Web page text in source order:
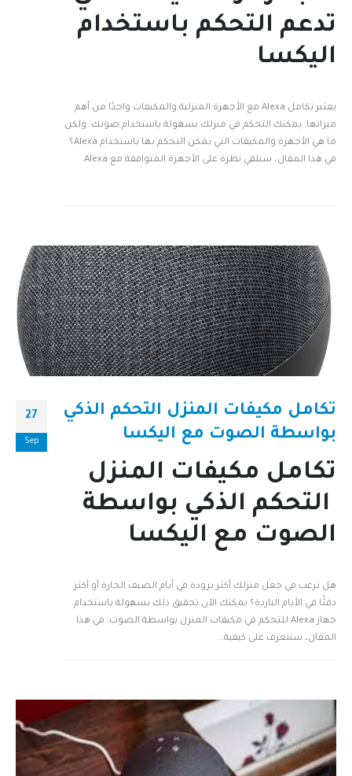
تدعم التحكم باستخدام
اليكسا
يعتبر تكامل Alexa مع الأجهزة المنزلية والمكيفات واحدًا من أهم
ميزاتها. يمكنك التحكم في منزلك بسهولة باستخدام صوتك. ولكن
ما هي الأجهزة والمكيفات التي يمكن التحكم بها باستخدام Alexa؟
في هذا المقال، سنلقي نظرة على الأجهزة المتوافقة مع Alexa.
27
Sep
تكامل مكيفات المنزل التحكم الذكي
بواسطة الصوت مع اليكسا
تكامل مكيفات المنزل
التحكم الذكي بواسطة
الصوت مع اليكسا
هل ترغب في جعل منزلك أكثر برودة في أيام الصيف الحارة أو أكثر
دفئًا في الأيام الباردة؟ يمكنك الآن تحقيق ذلك بسهولة باستخدام
جهاز Alexa للتحكم في مكيفات المنزل بواسطة الصوت. في هذا
المقال، سنتعرف على كيفية...